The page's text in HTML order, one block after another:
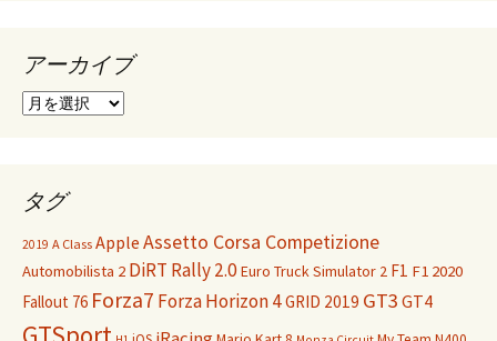
アーカイブ
ア
ブ
タグ
2019 A Class Apple Assetto Corsa Competizione
Automobilista 2 DiRT Rally 2.0Euro Truck Simulator 2 F1 F1 2020
Fallout 76 Forza7 Forza Horizon 4GRID 2019 GT3 GT4